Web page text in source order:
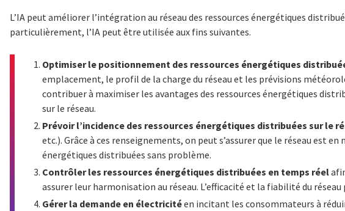
L’IA peut améliorer l’intégration au réseau des ressources énergétiques
particulièrement, l’IA peut être utilisée aux fins suivantes.
Optimiser le positionnement des ressources énergétiques
emplacement, le profil de la charge du réseau et les prévisions
contribuer à maximiser les avantages des ressources énergétiques
sur le réseau.
Prévoir l’incidence des ressources énergétiques distribuées sur le
etc.). Grâce à ces renseignements, on peut s’assurer que le réseau est en
énergétiques distribuées sans problème.
Contrôler les ressources énergétiques distribuées en temps réel
assurer leur harmonisation au réseau. L’efficacité et la fiabilité du
Gérer la demande en électricitéen incitant les consommateurs à